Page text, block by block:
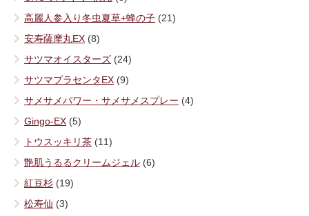
高麗人参入り冬虫夏草+蜂の子 (21)
安寿薩摩丸EX (8)
サツマオイスターズ (24)
サツマプラセンタEX (9)
サメサメパワー・サメサメスプレー (4)
Gingo-EX (5)
トウスッキリ茶 (11)
艶肌うるるクリームジェル (6)
紅豆杉 (19)
松寿仙 (3)